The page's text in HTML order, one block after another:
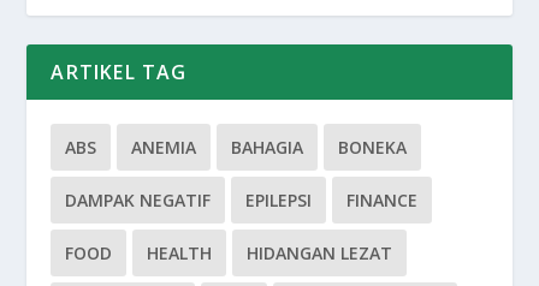
ARTIKEL TAG
ABS ANEMIA BAHAGIA BONEKA
DAMPAK NEGATIF EPILEPSI FINANCE
FOOD HEALTH HIDANGAN LEZAT